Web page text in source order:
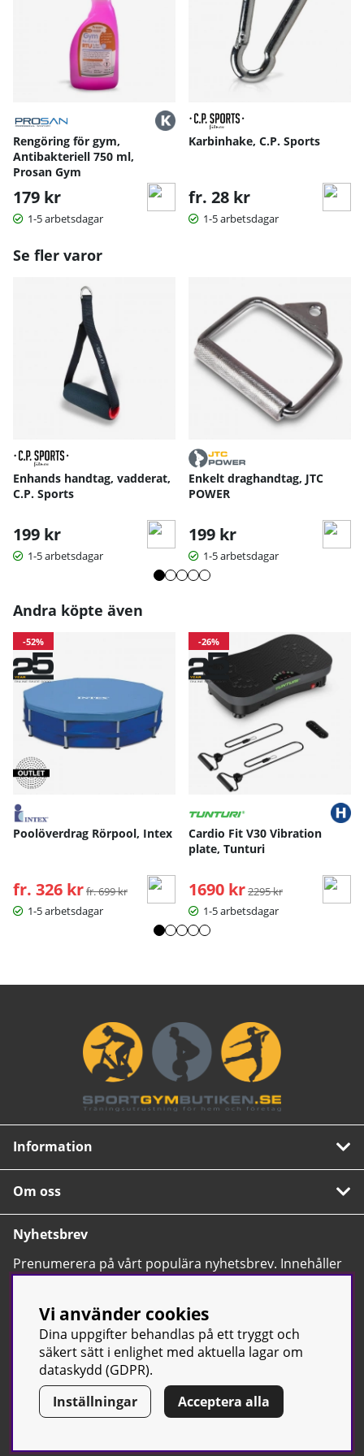
Rengöring för gym,
Antibakteriell 750 ml,
Prosan Gym
179 kr
1-5 arbetsdagar
Karbinhake, C.P. Sports
fr. 28 kr
1-5 arbetsdagar
Se fler varor
Enhands handtag, vadderat,
C.P. Sports
199 kr
1-5 arbetsdagar
Enkelt draghandtag, JTC
POWER
199 kr
1-5 arbetsdagar
Andra köpte även
-52%
Poolöverdrag Rörpool, Intex
fr. 326 kr Ordinarie pris:
fr. 699 kr
1-5 arbetsdagar
-26%
Cardio Fit V30 Vibration
plate, Tunturi
1690 kr Ordinarie pris:
2295 kr
1-5 arbetsdagar
Information
Om oss
Nyhetsbrev
Prenumerera på vårt populära nyhetsbrev. Innehåller
tips, nyheter och våra allra bästa erbjudanden.
© Sport & Gym Butiken JTC AB | Kontakta oss| All rights reserved
| Org.nr: 556668-7058 | Tel: 0500-42 87 00
Vi använder cookies
Dina uppgifter behandlas på ett tryggt och
säkert sätt i enlighet med aktuella lagar om
dataskydd (GDPR).
Inställningar
Acceptera alla